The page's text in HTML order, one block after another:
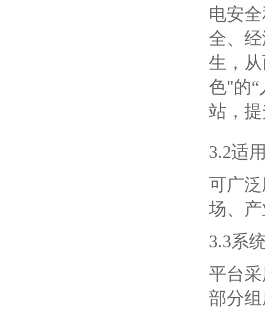
电安
全、
生，
色"的
站，
3.2适
可广
场、
3.3系
平台
部分